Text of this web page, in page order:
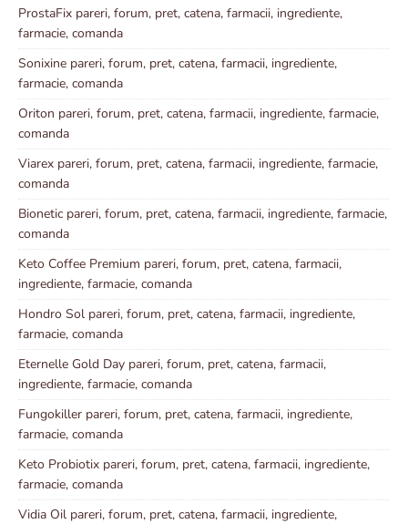
ProstaFix pareri, forum, pret, catena, farmacii, ingrediente,
farmacie, comanda
Sonixine pareri, forum, pret, catena, farmacii, ingrediente,
farmacie, comanda
Oriton pareri, forum, pret, catena, farmacii, ingrediente, farmacie,
comanda
Viarex pareri, forum, pret, catena, farmacii, ingrediente, farmacie,
comanda
Bionetic pareri, forum, pret, catena, farmacii, ingrediente, farmacie,
comanda
Keto Coffee Premium pareri, forum, pret, catena, farmacii,
ingrediente, farmacie, comanda
Hondro Sol pareri, forum, pret, catena, farmacii, ingrediente,
farmacie, comanda
Eternelle Gold Day pareri, forum, pret, catena, farmacii,
ingrediente, farmacie, comanda
Fungokiller pareri, forum, pret, catena, farmacii, ingrediente,
farmacie, comanda
Keto Probiotix pareri, forum, pret, catena, farmacii, ingrediente,
farmacie, comanda
Vidia Oil pareri, forum, pret, catena, farmacii, ingrediente,